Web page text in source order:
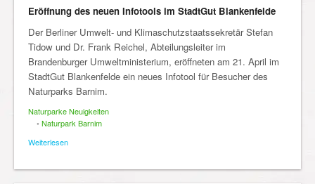
Eröffnung des neuen Infotools im StadtGut Blankenfelde
Der Berliner Umwelt- und Klimaschutzstaatssekretär Stefan
Tidow und Dr. Frank Reichel, Abteilungsleiter im
Brandenburger Umweltministerium, eröffneten am 21. April im
StadtGut Blankenfelde ein neues Infotool für Besucher des
Naturparks Barnim.
Naturparke Neuigkeiten
• Naturpark Barnim
Weiterlesen